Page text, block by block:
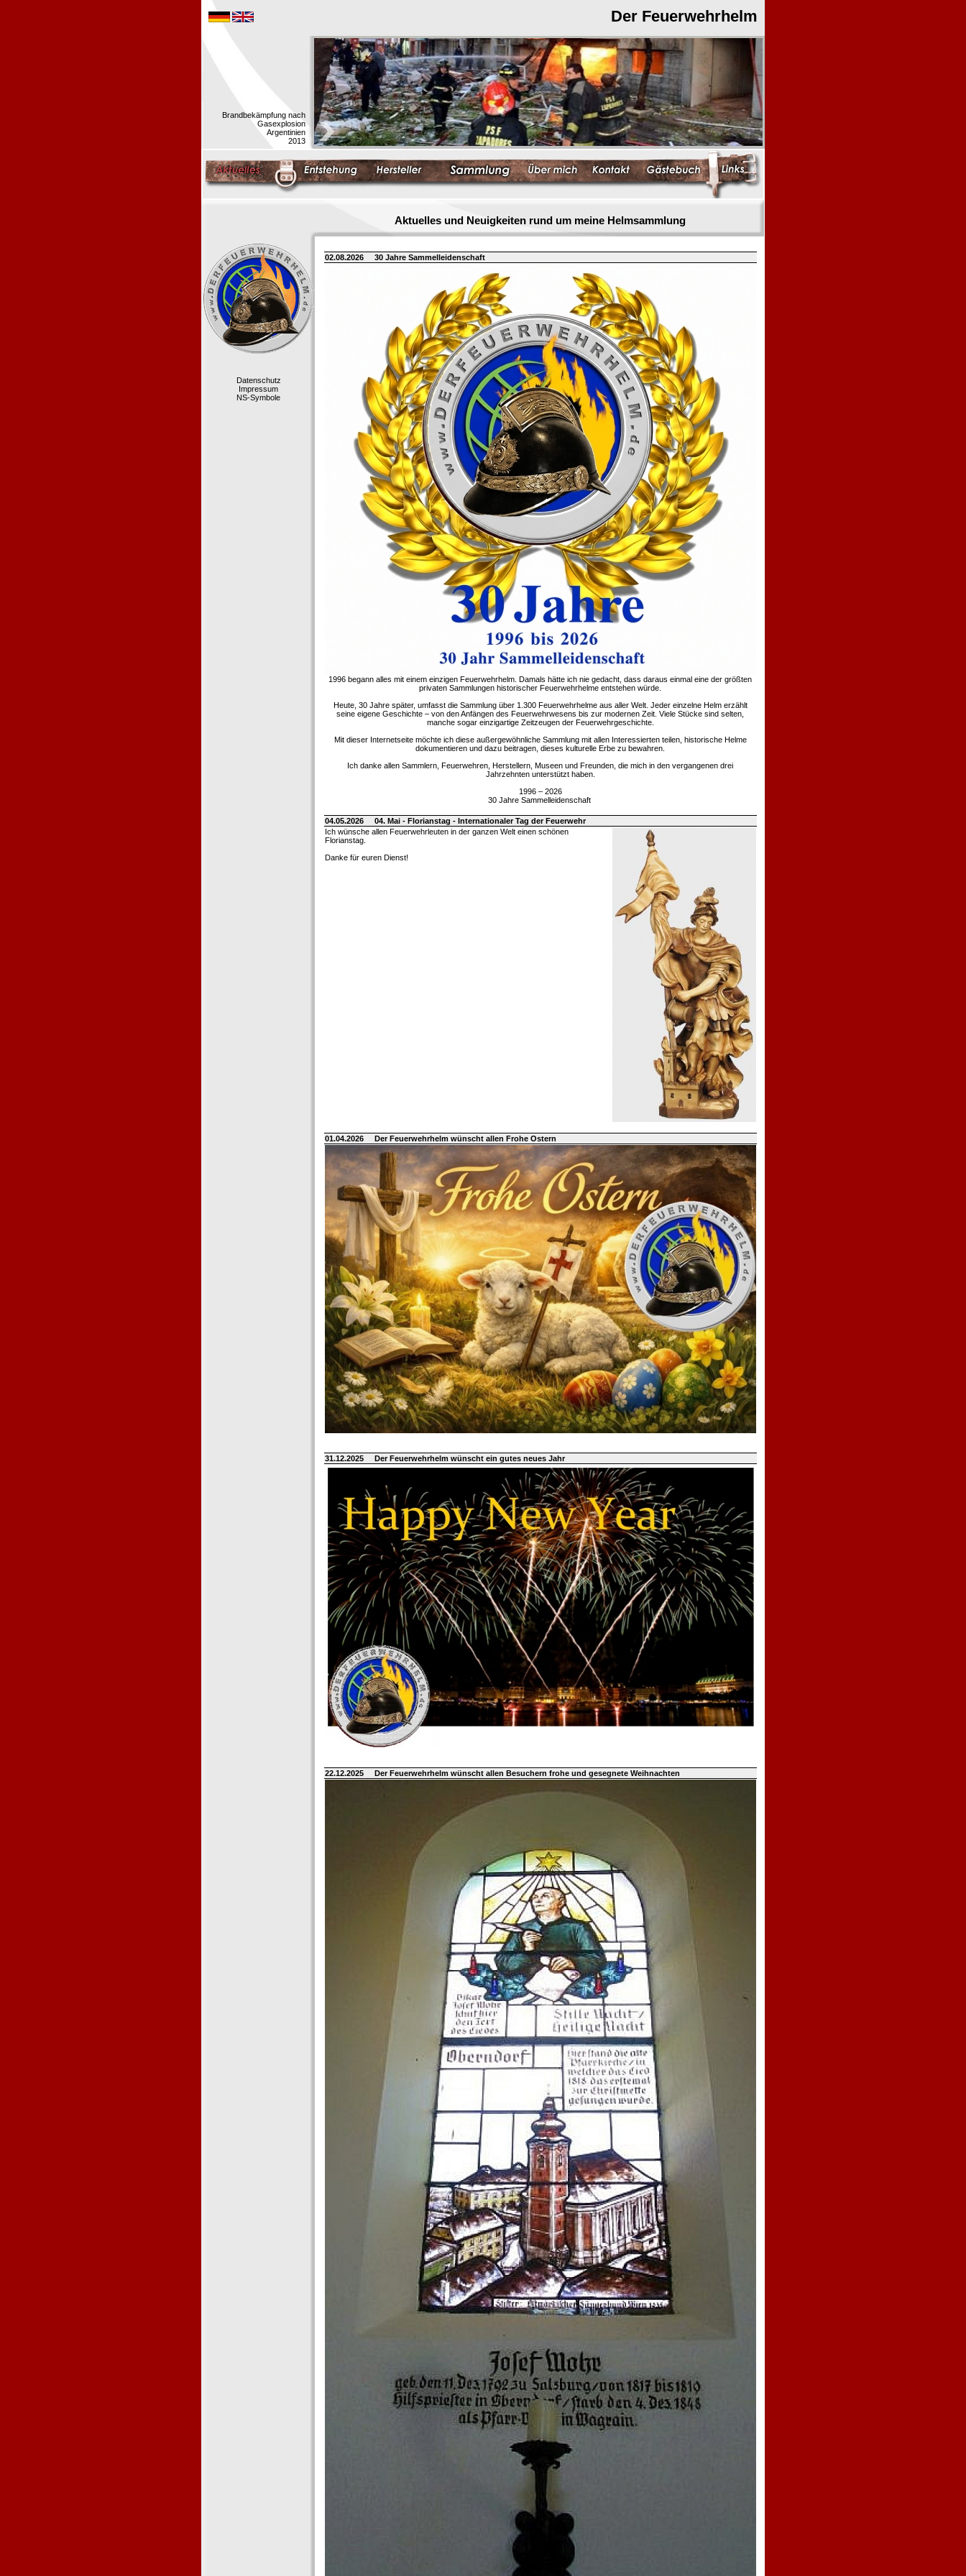
Der Feuerwehrhelm
Brandbekämpfung nach
Gasexplosion
Argentinien
2013
Aktuelles und Neuigkeiten rund um meine Helmsammlung
Datenschutz
Impressum
NS-Symbole
02.08.2026 30 Jahre Sammelleidenschaft
1996 begann alles mit einem einzigen Feuerwehrhelm. Damals hätte ich nie gedacht, dass daraus einmal eine der größten
privaten Sammlungen historischer Feuerwehrhelme entstehen würde.
Heute, 30 Jahre später, umfasst die Sammlung über 1.300 Feuerwehrhelme aus aller Welt. Jeder einzelne Helm erzählt
seine eigene Geschichte – von den Anfängen des Feuerwehrwesens bis zur modernen Zeit. Viele Stücke sind selten,
manche sogar einzigartige Zeitzeugen der Feuerwehrgeschichte.
Mit dieser Internetseite möchte ich diese außergewöhnliche Sammlung mit allen Interessierten teilen, historische Helme
dokumentieren und dazu beitragen, dieses kulturelle Erbe zu bewahren.
Ich danke allen Sammlern, Feuerwehren, Herstellern, Museen und Freunden, die mich in den vergangenen drei
Jahrzehnten unterstützt haben.
1996 – 2026
30 Jahre Sammelleidenschaft
04.05.2026
04. Mai - Florianstag - Internationaler Tag der Feuerwehr
Ich wünsche allen Feuerwehrleuten in der ganzen Welt einen schönen
Florianstag.
Danke für euren Dienst!
01.04.2026 Der Feuerwehrhelm wünscht allen Frohe Ostern
31.12.2025 Der Feuerwehrhelm wünscht ein gutes neues Jahr
22.12.2025 Der Feuerwehrhelm wünscht allen Besuchern frohe und gesegnete Weihnachten